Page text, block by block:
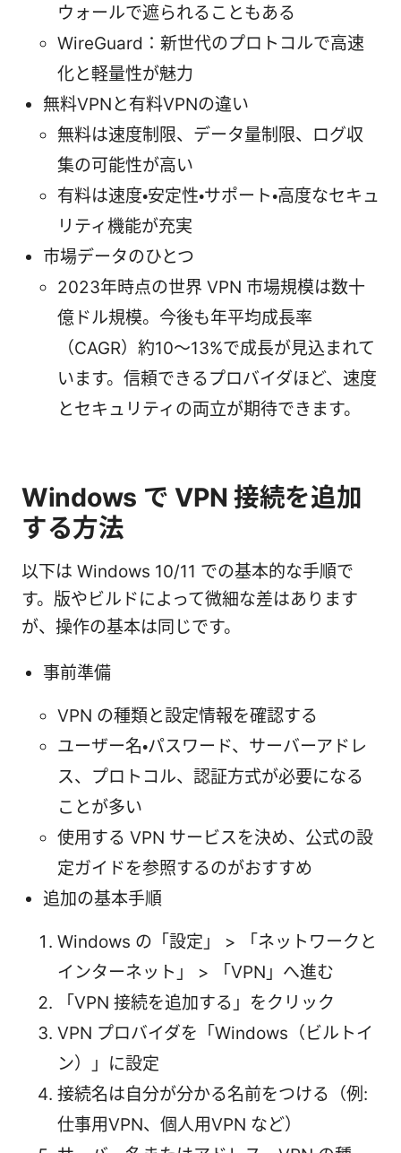
ウォールで遮られることもある
WireGuard：新世代のプロトコルで高速
化と軽量性が魅力
無料VPNと有料VPNの違い
無料は速度制限、データ量制限、ログ収
集の可能性が高い
有料は速度・安定性・サポート・高度なセキュ
リティ機能が充実
市場データのひとつ
2023年時点の世界 VPN 市場規模は数十
億ドル規模。今後も年平均成長率
（CAGR）約10〜13%で成長が見込まれて
います。信頼できるプロバイダほど、速度
とセキュリティの両立が期待できます。
Windows で VPN 接続を追加
する方法
以下は Windows 10/11 での基本的な手順で
す。版やビルドによって微細な差はあります
が、操作の基本は同じです。
事前準備
VPN の種類と設定情報を確認する
ユーザー名・パスワード、サーバーアドレ
ス、プロトコル、認証方式が必要になる
ことが多い
使用する VPN サービスを決め、公式の設
定ガイドを参照するのがおすすめ
追加の基本手順
Windows の「設定」 > 「ネットワークと
インターネット」 > 「VPN」へ進む
「VPN 接続を追加する」をクリック
VPN プロバイダを「Windows（ビルトイ
ン）」に設定
接続名は自分が分かる名前をつける（例:
仕事用VPN、個人用VPN など）